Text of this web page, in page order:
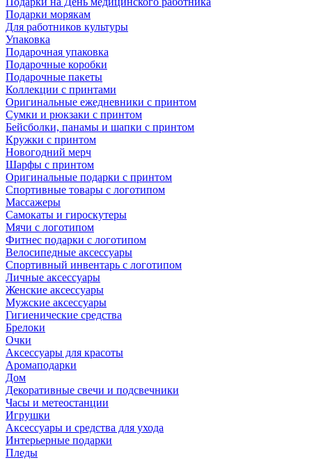
Подарки морякам
Для работников культуры
Упаковка
Подарочная упаковка
Подарочные коробки
Подарочные пакеты
Коллекции с принтами
Оригинальные ежедневники с принтом
Сумки и рюкзаки с принтом
Бейсболки, панамы и шапки с принтом
Кружки с принтом
Новогодний мерч
Шарфы с принтом
Оригинальные подарки с принтом
Спортивные товары с логотипом
Массажеры
Самокаты и гироскутеры
Мячи с логотипом
Фитнес подарки с логотипом
Велосипедные аксессуары
Спортивный инвентарь с логотипом
Личные аксессуары
Женские аксессуары
Мужские аксессуары
Гигиенические средства
Брелоки
Очки
Аксессуары для красоты
Аромаподарки
Дом
Декоративные свечи и подсвечники
Часы и метеостанции
Игрушки
Аксессуары и средства для ухода
Интерьерные подарки
Пледы